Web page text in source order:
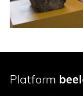
Platform